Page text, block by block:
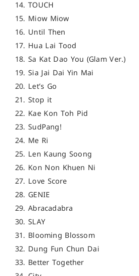
14. TOUCH
15. Miow Miow
16. Until Then
17. Hua Lai Tood
18. Sa Kat Dao You (Glam Ver.)
19. Sia Jai Dai Yin Mai
20. Let’s Go
21. Stop it
22. Kae Kon Toh Pid
23. SudPang!
24. Me Ri
25. Len Kaung Soong
26. Kon Non Khuen Ni
27. Love Score
28. GENIE
29. Abracadabra
30. SLAY
31. Blooming Blossom
32. Dung Fun Chun Dai
33. Better Together